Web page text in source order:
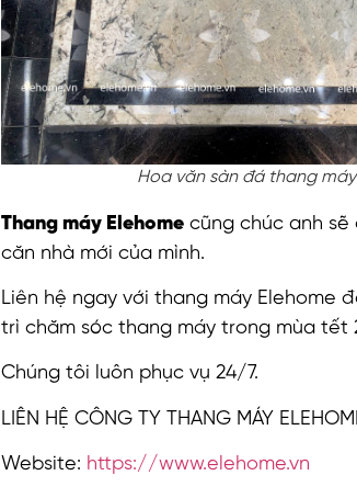
Hoa văn sàn đá thang máy
Thang máy Elehomecũng chúc anh sẽ
căn nhà mới của mình.
Liên hệ ngay với thang máy Elehome
trì chăm sóc thang máy trong mùa tết
Chúng tôi luôn phục vụ 24/7.
LIÊN HỆ CÔNG TY THANG MÁY
Website: https://www.elehome.vn